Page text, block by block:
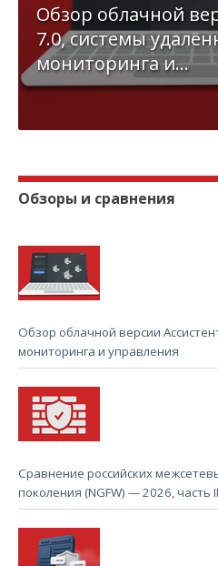
Обзор облачной
7.0, системы
мониторинга и...
Обзоры и сравнения
Обзор облачной версии
мониторинга и управления
Сравнение российских
поколения (NGFW) — 2026, часть II